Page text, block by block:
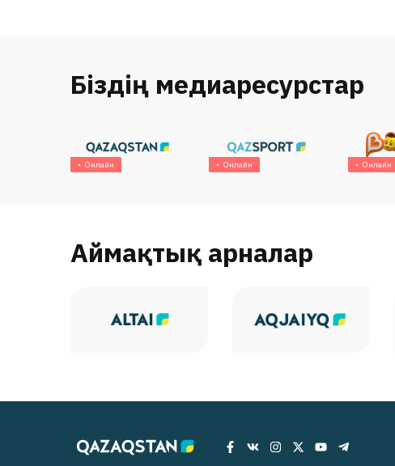
Біздің медиаресурстар
Онлайн Онлайн Онлайн
Аймақтық арналар